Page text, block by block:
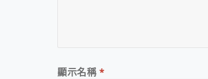
顯示名稱*